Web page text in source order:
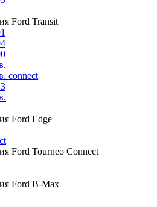
Ford Transit
connect
Ford Edge
Ford Tourneo Connect
Ford B-Max